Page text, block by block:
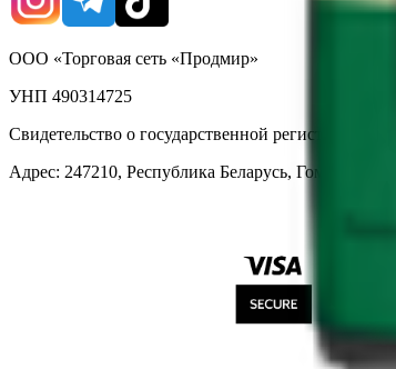
ООО «Торговая сеть «Продмир»
УНП 490314725
Свидетельство о государственной регистрации
Адрес: 247210, Республика Беларусь, Гомельская